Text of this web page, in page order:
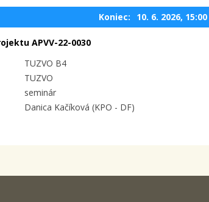
Koniec: 10. 6. 2026, 15:00
APVV-22-0030
TUZVO B4
TUZVO
seminár
Danica Kačíková (KPO - DF)